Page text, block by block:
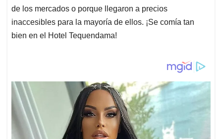
de los mercados o porque llegaron a precios
inaccesibles para la mayoría de ellos. ¡Se comía tan
bien en el Hotel Tequendama!